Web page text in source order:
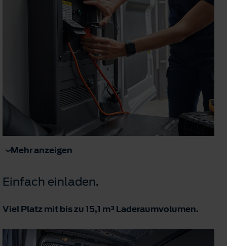
Mehr anzeigen
Einfach einladen.
Viel Platz mit bis zu 15,1 m³ Laderaumvolumen.